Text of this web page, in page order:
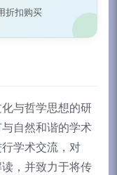
折扣购买
与哲学思想的研
自然和谐的学术
学术交流，对
，并致力于将传